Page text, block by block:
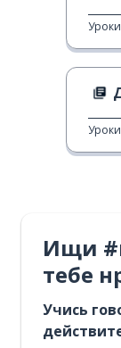
Уроки
Уроки
Ищи
тебе
Учись